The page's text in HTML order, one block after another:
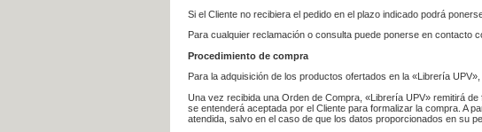
Si el Cliente no recibiera el pedido en el plazo indicado podrá
Para cualquier reclamación o consulta puede ponerse en contacto
Procedimiento de compra
Para la adquisición de los productos ofertados en la «Librería
Una vez recibida una Orden de Compra, «Librería UPV» remitirá
se entenderá aceptada por el Cliente para formalizar la compra. A
atendida, salvo en el caso de que los datos proporcionados en su